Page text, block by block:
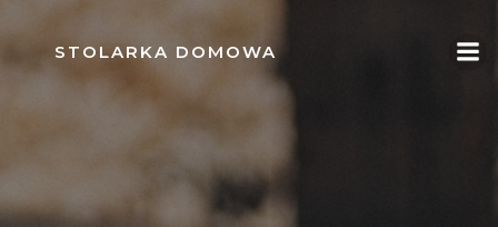
content
STOLARKA DOMOWA